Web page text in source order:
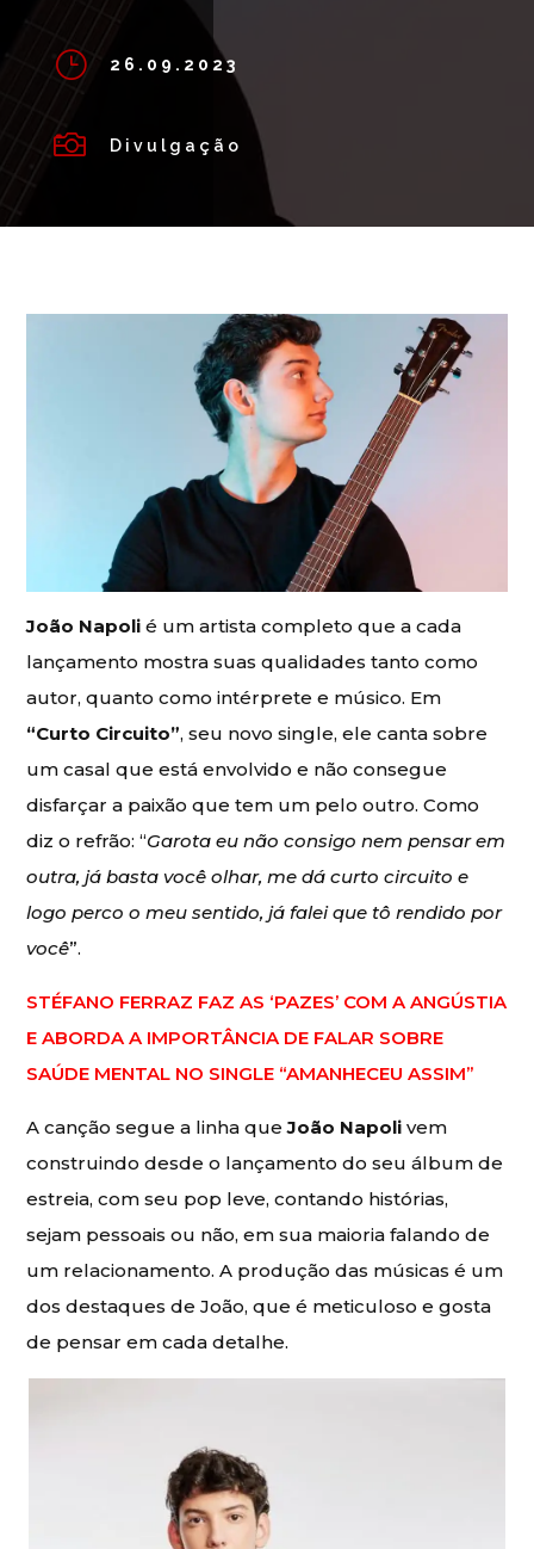
} 26.09.2023
 Divulgação
João Napoli é um artista completo que a cada
lançamento mostra suas qualidades tanto como
autor, quanto como intérprete e músico. Em
“Curto Circuito”, seu novo single, ele canta sobre
um casal que está envolvido e não consegue
disfarçar a paixão que tem um pelo outro. Como
diz o refrão: “Garota eu não consigo nem pensar em
outra, já basta você olhar, me dá curto circuito e
logo perco o meu sentido, já falei que tô rendido por
você”.
STÉFANO FERRAZ FAZ AS ‘PAZES’ COM A ANGÚSTIA
E ABORDA A IMPORTÂNCIA DE FALAR SOBRE
SAÚDE MENTAL NO SINGLE “AMANHECEU ASSIM”
A canção segue a linha queJoão Napoli vem
construindo desde o lançamento do seu álbum de
estreia, com seu pop leve, contando histórias,
sejam pessoais ou não, em sua maioria falando de
um relacionamento. A produção das músicas é um
dos destaques de João, que é meticuloso e gosta
de pensar em cada detalhe.